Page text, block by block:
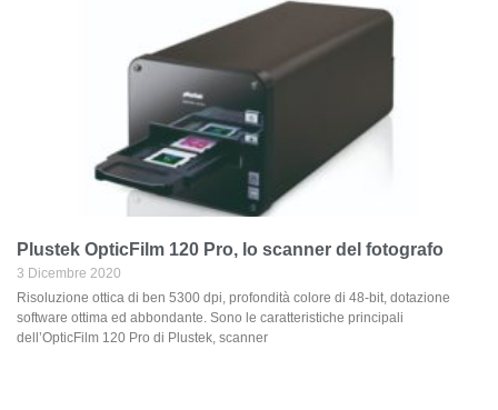
Plustek OpticFilm 120 Pro, lo scanner del fotografo
3 Dicembre 2020
Risoluzione ottica di ben 5300 dpi, profondità colore di 48-bit, dotazione
software ottima ed abbondante. Sono le caratteristiche principali
dell’OpticFilm 120 Pro di Plustek, scanner